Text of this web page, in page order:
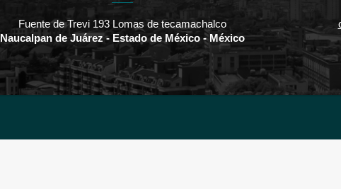
Fuente de Trevi 193 Lomas de tecamachalco
Naucalpan de Juárez - Estado de México - México